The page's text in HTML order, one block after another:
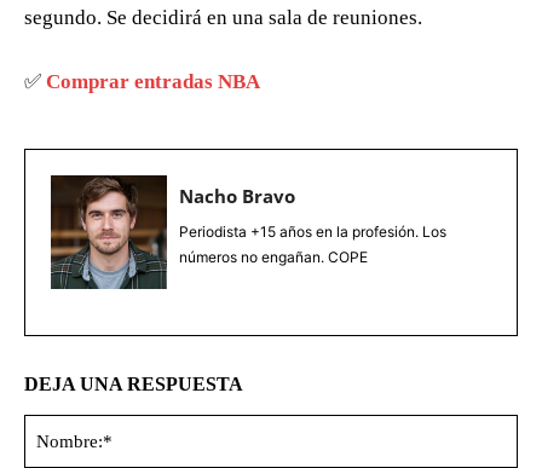
segundo. Se decidirá en una sala de reuniones.
✅ Comprar entradas NBA
Nacho Bravo
Periodista +15 años en la profesión. Los
números no engañan. COPE
DEJA UNA RESPUESTA